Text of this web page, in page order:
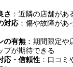
さ ：近隣の店舗が
対応：傷や故障があ
の有無 ：期間限定や
プが期待できる
応・信頼性 ：口コ